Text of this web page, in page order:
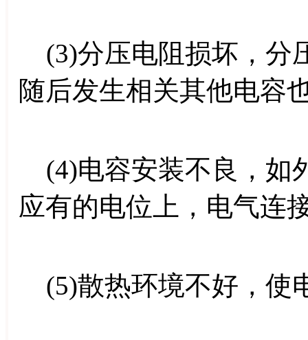
(3)分压电阻损坏，分
随后发生相关其他电容
(4)电容安装不良，如
应有的电位上，电气连
(5)散热环境不好，使